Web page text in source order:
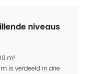
niveaus
m²
is verdeeld in drie